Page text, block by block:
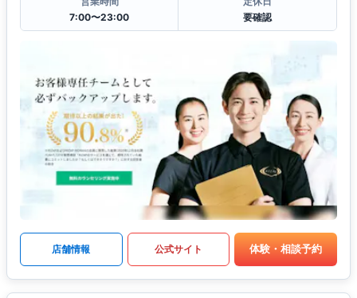
7:00〜23:00
要確認
店舗情報 公式サイト 体験・相談予約